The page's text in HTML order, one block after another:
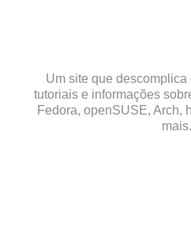
Um site que
tutoriais e informações
Fedora, openSUSE, Arch,
mais.